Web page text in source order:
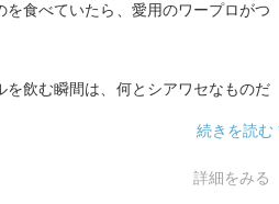
食べていたら、愛用のワープロがつ
飲む瞬間は、何とシアワセなものだ
いいかげんに語る、長寿連載エッセ
詳細をみる